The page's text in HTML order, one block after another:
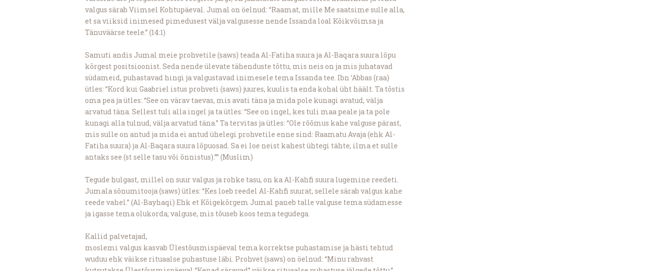
valgus särab Viimsel Kohtupäeval. Jumal on öelnud: “Raamat, mille Me saatsime sulle alla,
et sa viiksid inimesed pimedusest välja valgusesse nende Issanda loal Kõikvõimsa ja
Tänuväärse teele.” (14:1)
Samuti andis Jumal meie prohvetile (saws) teada Al-Fatiha suura ja Al-Baqara suura lõpu
kõrgest positsioonist. Seda nende ülevate tähenduste tõttu, mis neis on ja mis juhatavad
südameid, puhastavad hingi ja valgustavad inimesele tema Issanda tee. Ibn ‘Abbas (raa)
ütles: “Kord kui Gaabriel istus prohveti (saws) juures, kuulis ta enda kohal üht häält. Ta tõstis
oma pea ja ütles: “See on värav taevas, mis avati täna ja mida pole kunagi avatud, välja
arvatud täna. Sellest tuli alla ingel ja ta ütles: “See on ingel, kes tuli maa peale ja ta pole
kunagi alla tulnud, välja arvatud täna.” Ta tervitas ja ütles: “Ole rõõmus kahe valguse pärast,
mis sulle on antud ja mida ei antud ühelegi prohvetile enne sind: Raamatu Avaja (ehk Al-
Fatiha suura) ja Al-Baqara suura lõpuosad. Sa ei loe neist kahest ühtegi tähte, ilma et sulle
antaks see (st selle tasu või õnnistus).”” (Muslim)
Tegude hulgast, millel on suur valgus ja rohke tasu, on ka Al-Kahfi suura lugemine reedeti.
Jumala sõnumitooja (saws) ütles: “Kes loeb reedel Al-Kahfi suurat, sellele särab valgus kahe
reede vahel.” (Al-Bayhaqi) Ehk et Kõigekõrgem Jumal paneb talle valguse tema südamesse
ja igasse tema olukorda; valguse, mis tõuseb koos tema tegudega.
Kallid palvetajad,
moslemi valgus kasvab Ülestõusmispäeval tema korrektse puhastamise ja hästi tehtud
wuduu ehk väikse rituaalse puhastuse läbi. Prohvet (saws) on öelnud: “Minu rahvast